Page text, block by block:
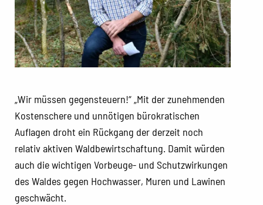
„Wir müssen gegensteuern!“ „Mit der zunehmenden
Kostenschere und unnötigen bürokratischen
Auflagen droht ein Rückgang der derzeit noch
relativ aktiven Waldbewirtschaftung. Damit würden
auch die wichtigen Vorbeuge- und Schutzwirkungen
des Waldes gegen Hochwasser, Muren und Lawinen
geschwächt.